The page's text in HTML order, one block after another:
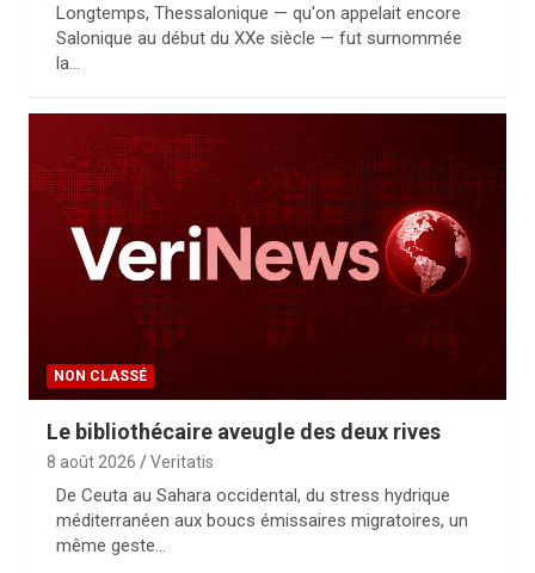
Longtemps, Thessalonique — qu'on appelait encore
Salonique au début du XXe siècle — fut surnommée
la…
NON CLASSÉ
Le bibliothécaire aveugle des deux rives
8 août 2026 Veritatis
De Ceuta au Sahara occidental, du stress hydrique
méditerranéen aux boucs émissaires migratoires, un
même geste…